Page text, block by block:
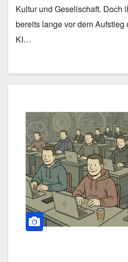
Kultur und Gesellschaft. Doch
bereits lange vor dem Aufstieg
KI…